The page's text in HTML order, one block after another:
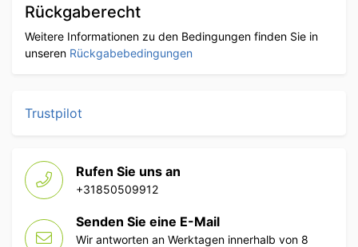
Rückgaberecht
Weitere Informationen zu den Bedingungen finden Sie in
unseren Rückgabebedingungen
Trustpilot
Rufen Sie uns an
+31850509912
Senden Sie eine E-Mail
Wir antworten an Werktagen innerhalb von 8